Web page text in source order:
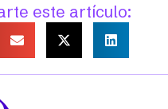
este artículo: